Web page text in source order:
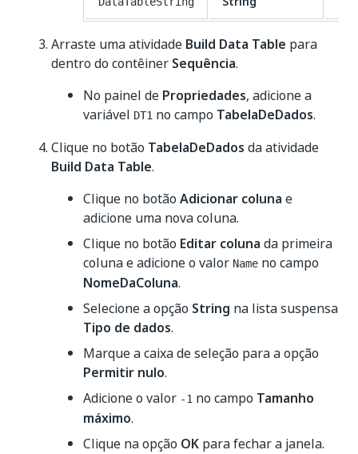
Arraste uma atividade Build Data Table para
dentro do contêiner Sequência.
No painel de Propriedades, adicione a
variável DT1 no campo TabelaDeDados.
Clique no botão TabelaDeDados da atividade
Build Data Table.
Clique no botão Adicionar coluna e
adicione uma nova coluna.
Clique no botão Editar coluna da primeira
coluna e adicione o valor Name no campo
NomeDaColuna.
Selecione a opção String na lista suspensa
Tipo de dados.
Marque a caixa de seleção para a opção
Permitir nulo.
Adicione o valor -1 no campo Tamanho
máximo.
Clique na opção OK para fechar a janela.